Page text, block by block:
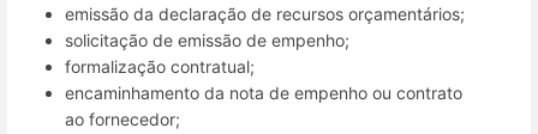
emissão da declaração de recursos orçamentários;
solicitação de emissão de empenho;
formalização contratual;
encaminhamento da nota de empenho ou contrato
ao fornecedor;